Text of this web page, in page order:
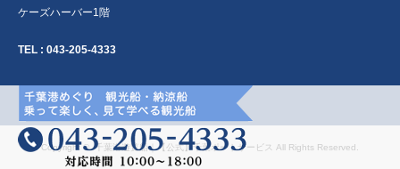
ケーズハーバー1階
TEL : 043-205-4333
Copyright ©千葉港遊覧船｜【公式】千葉ポートサービス All Rights Reserved.